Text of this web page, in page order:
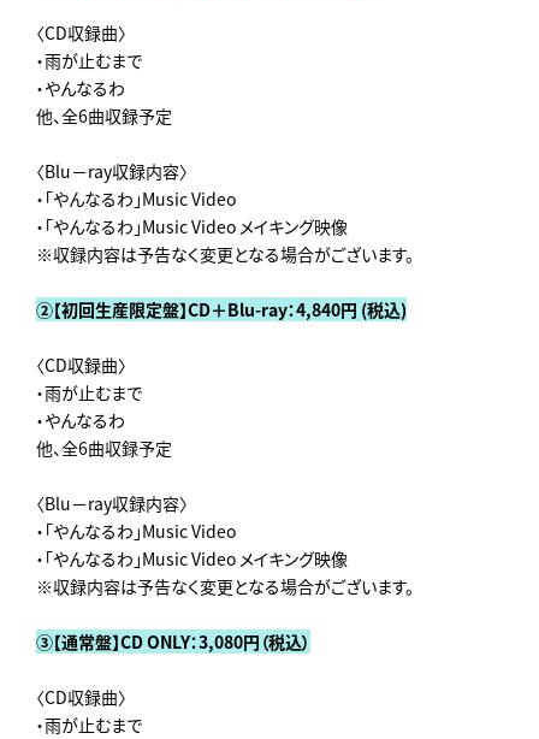
〈CD収録曲〉
・雨が止むまで
・やんなるわ
他、全6曲収録予定
〈Blu－ray収録内容〉
・「やんなるわ」Music Video
・「やんなるわ」Music Video メイキング映像
※収録内容は予告なく変更となる場合がございます。
②【初回生産限定盤】CD＋Blu-ray：4,840円 (税込)
〈CD収録曲〉
・雨が止むまで
・やんなるわ
他、全6曲収録予定
〈Blu－ray収録内容〉
・「やんなるわ」Music Video
・「やんなるわ」Music Video メイキング映像
※収録内容は予告なく変更となる場合がございます。
③【通常盤】CD ONLY：3,080円（税込）
〈CD収録曲〉
・雨が止むまで